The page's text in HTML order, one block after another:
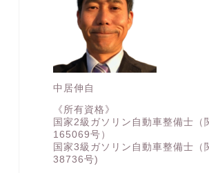
中居伸自
《所有資格》
国家2級ガソリン自動車整備士（
165069号）
国家3級ガソリン自動車整備士（
38736号)